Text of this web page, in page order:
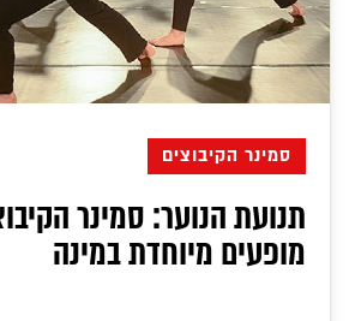
סמינר הקיבוצים
תנועת הנוער: סמינר
מופעים מיוחדת במינה